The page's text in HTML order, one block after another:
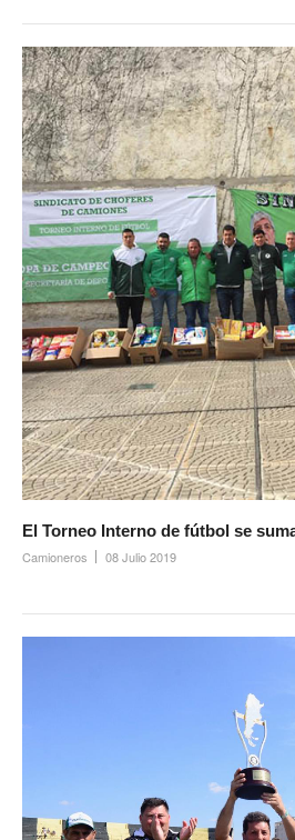
El Torneo Interno de fútbol se
Camioneros 08 Julio 2019